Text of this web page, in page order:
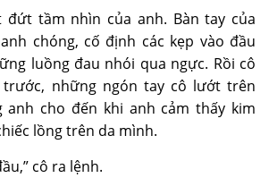
đứt tầm nhìn của anh. Bàn tay của
chóng, cố định các kẹp vào đầu
luồng đau nhói qua ngực. Rồi cô
trước, những ngón tay cô lướt trên
anh cho đến khi anh cảm thấy kim
lồng trên da mình.
cô ra lệnh.